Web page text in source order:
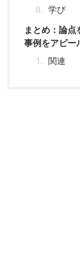
学び
まとめ：論点
事例をアピー
関連